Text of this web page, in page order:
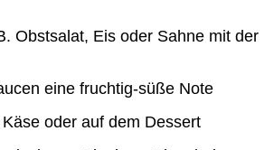
Obstsalat, Eis oder Sahne mit der
eine fruchtig-süße Note
oder auf dem Dessert